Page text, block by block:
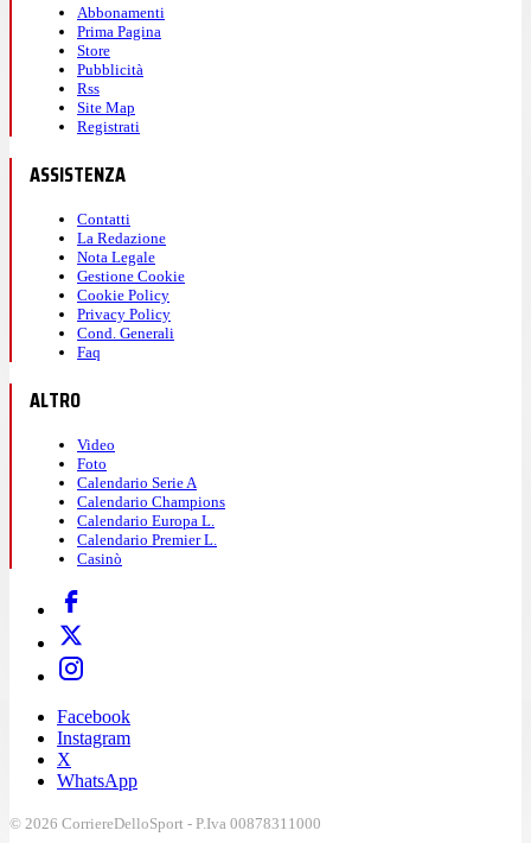
Abbonamenti
Prima Pagina
Store
Pubblicità
Rss
Site Map
Registrati
ASSISTENZA
Contatti
La Redazione
Nota Legale
Gestione Cookie
Cookie Policy
Privacy Policy
Cond. Generali
Faq
ALTRO
Video
Foto
Calendario Serie A
Calendario Champions
Calendario Europa L.
Calendario Premier L.
Casinò
Facebook
Instagram
X
WhatsApp
© 2026 CorriereDelloSport - P.Iva 00878311000